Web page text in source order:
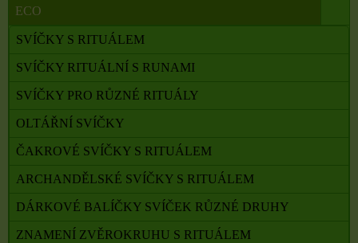
ECO
SVÍČKY S RITUÁLEM
SVÍČKY RITUÁLNÍ S RUNAMI
SVÍČKY PRO RŮZNÉ RITUÁLY
OLTÁŘNÍ SVÍČKY
ČAKROVÉ SVÍČKY S RITUÁLEM
ARCHANDĚLSKÉ SVÍČKY S RITUÁLEM
DÁRKOVÉ BALÍČKY SVÍČEK RŮZNÉ DRUHY
ZNAMENÍ ZVĚROKRUHU S RITUÁLEM